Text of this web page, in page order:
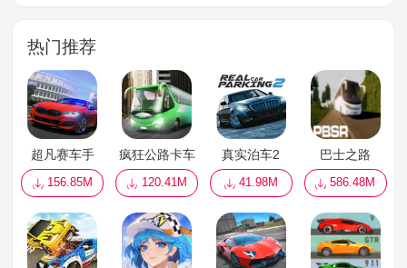
热门推荐
超凡赛车手
156.85M
疯狂公路卡车
120.41M
真实泊车2
41.98M
巴士之路
586.48M